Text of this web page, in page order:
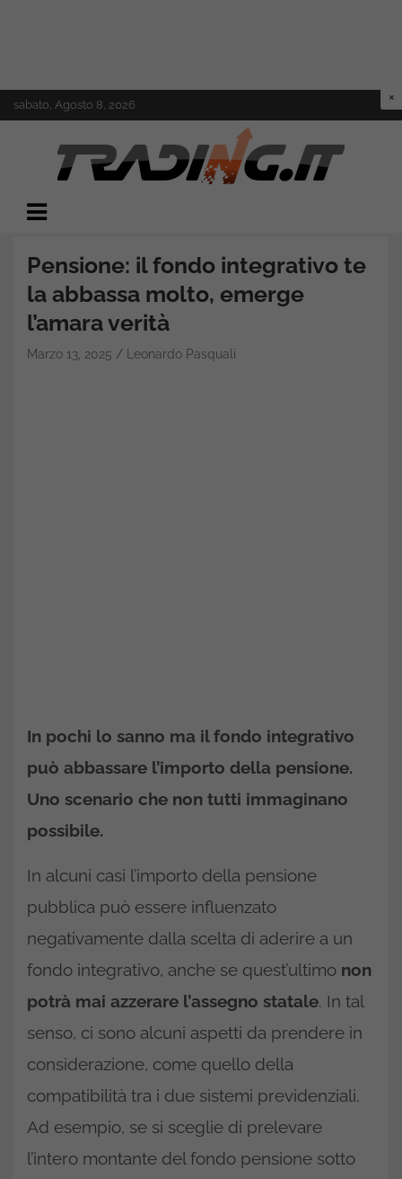
to
sabato, Agosto 8, 2026
Trading.it
Pensione: il fondo integrativo te
la abbassa molto, emerge
l’amara verità
Marzo 13, 2025 Leonardo Pasquali
In pochi lo sanno ma il fondo integrativo
può abbassare l’importo della pensione.
Uno scenario che non tutti immaginano
possibile.
In alcuni casi l’importo della pensione
pubblica può essere influenzato
negativamente dalla scelta di aderire a un
fondo integrativo, anche se quest’ultimo non
potrà mai azzerare l’assegno statale. In tal
senso, ci sono alcuni aspetti da prendere in
considerazione, come quello della
compatibilità tra i due sistemi previdenziali.
Ad esempio, se si sceglie di prelevare
l’intero montante del fondo pensione sotto